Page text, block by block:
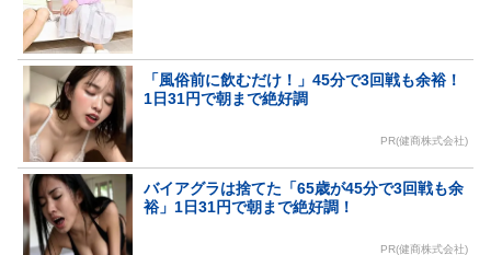
「風俗前に飲むだけ！」45分で3回戦も余裕！
1日31円で朝まで絶好調
PR(健商株式会社)
バイアグラは捨てた「65歳が45分で3回戦も余
裕」1日31円で朝まで絶好調！
PR(健商株式会社)